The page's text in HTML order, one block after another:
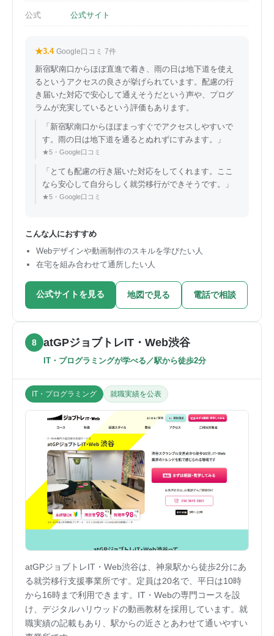
公式 公式サイト
★3.4 Google口コミ 7件
新宿駅南口からほぼ直進で着き、雨の日は地下道を使え
るというアクセスの良さが挙げられています。配慮の行
き届いた対応で安心して通えそうだという声や、プログ
ラムが充実しているという評価もあります。
「新宿駅南口からほぼまっすぐでアクセスしやすいで
す。雨の日は地下道を通るとぬれずにすみます。」
★5・Google口コミ
「とても配慮の行き届いた対応をしてくれます。ここ
なら安心して自分らしく就労移行ができそうです。」
★5・Google口コミ
こんな人におすすめ
Webデザインや動画制作のスキルを学びたい人
在宅を組み合わせて通所したい人
公式サイトを見る 地図で見る 電話で相談
8 atGPジョブトレIT・Web渋谷
IT・プログラミングが学べる／駅から徒歩2分
IT・プログラミング 就職実績を公表
atGPジョブトレIT・Web渋谷は、神泉駅から徒歩2分にあ
る就労移行支援事業所です。定員は20名で、平日は10時
から16時まで利用できます。IT・Webの専門コースを設
け、デジタルハリウッドの動画教材を採用しています。就
職実績の記載もあり、駅からの近さとあわせて通いやすい